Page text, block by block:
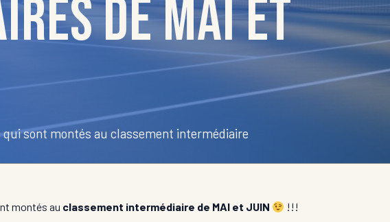
de mai et
qui sont montés au classement intermédiaire
montés au classement intermédiaire de MAI et JUIN !!!